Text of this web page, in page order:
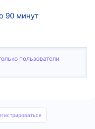
90 минут
пользователи